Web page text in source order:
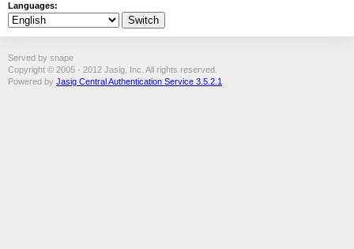
Languages:
Served by snape
Copyright © 2005 - 2012 Jasig, Inc. All rights reserved.
Powered by Jasig Central Authentication Service 3.5.2.1